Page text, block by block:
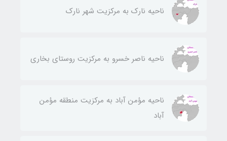
ناحيه نارك به مركزيت شهر نارك
ناحيه ناصر خسرو به مركزيت روستای بخاری
ناحيه مؤمن آباد به مركزيت منطقه مؤمن
آباد